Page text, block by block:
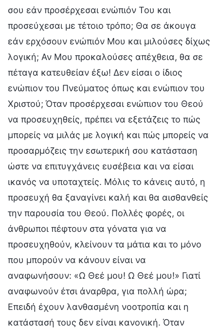
σου εάν προσέρχεσαι ενώπιόν Του και
προσεύχεσαι με τέτοιο τρόπο; Θα σε άκουγα
εάν ερχόσουν ενώπιόν Μου και μιλούσες δίχως
λογική; Αν Μου προκαλούσες απέχθεια, θα σε
πέταγα κατευθείαν έξω! Δεν είσαι ο ίδιος
ενώπιον του Πνεύματος όπως και ενώπιον του
Χριστού; Όταν προσέρχεσαι ενώπιον του Θεού
να προσευχηθείς, πρέπει να εξετάζεις το πώς
μπορείς να μιλάς με λογική και πώς μπορείς να
προσαρμόζεις την εσωτερική σου κατάσταση
ώστε να επιτυγχάνεις ευσέβεια και να είσαι
ικανός να υποταχτείς. Μόλις το κάνεις αυτό, η
προσευχή θα ξαναγίνει καλή και θα αισθανθείς
την παρουσία του Θεού. Πολλές φορές, οι
άνθρωποι πέφτουν στα γόνατα για να
προσευχηθούν, κλείνουν τα μάτια και το μόνο
που μπορούν να κάνουν είναι να
αναφωνήσουν: «Ω Θεέ μου! Ω Θεέ μου!» Γιατί
αναφωνούν έτσι άναρθρα, για πολλή ώρα;
Επειδή έχουν λανθασμένη νοοτροπία και η
κατάστασή τους δεν είναι κανονική. Όταν